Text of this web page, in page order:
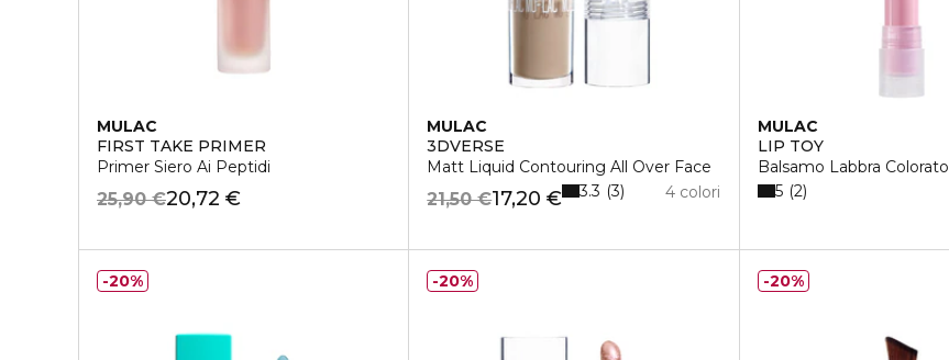
MULAC
FIRST TAKE PRIMER
Primer Siero Ai Peptidi
20,72 €
25,90 €
MULAC
3DVERSE
Matt Liquid Contouring All Over Face
17,20 €
21,50 € 4 colori
3.3 3
MULAC
LIP TOY
Balsamo Labbra Colorato
5 2
20% 20% 20%